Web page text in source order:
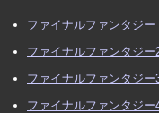
ファイナルファンタジー
ファイナルファンタジー
ファイナルファンタジー
ファイナルファンタジー